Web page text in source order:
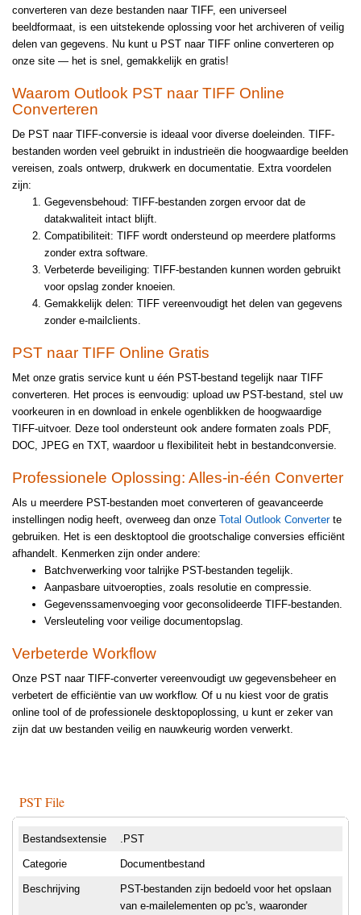
converteren van deze bestanden naar TIFF, een universeel
beeldformaat, is een uitstekende oplossing voor het archiveren of veilig
delen van gegevens. Nu kunt u PST naar TIFF online converteren op
onze site — het is snel, gemakkelijk en gratis!
Waarom Outlook PST naar TIFF Online
Converteren
De PST naar TIFF-conversie is ideaal voor diverse doeleinden. TIFF-
bestanden worden veel gebruikt in industrieën die hoogwaardige beelden
vereisen, zoals ontwerp, drukwerk en documentatie. Extra voordelen
zijn:
Gegevensbehoud: TIFF-bestanden zorgen ervoor dat de
datakwaliteit intact blijft.
Compatibiliteit: TIFF wordt ondersteund op meerdere platforms
zonder extra software.
Verbeterde beveiliging: TIFF-bestanden kunnen worden gebruikt
voor opslag zonder knoeien.
Gemakkelijk delen: TIFF vereenvoudigt het delen van gegevens
zonder e-mailclients.
PST naar TIFF Online Gratis
Met onze gratis service kunt u één PST-bestand tegelijk naar TIFF
converteren. Het proces is eenvoudig: upload uw PST-bestand, stel uw
voorkeuren in en download in enkele ogenblikken de hoogwaardige
TIFF-uitvoer. Deze tool ondersteunt ook andere formaten zoals PDF,
DOC, JPEG en TXT, waardoor u flexibiliteit hebt in bestandconversie.
Professionele Oplossing: Alles-in-één Converter
Als u meerdere PST-bestanden moet converteren of geavanceerde
instellingen nodig heeft, overweeg dan onze Total Outlook Converterte
gebruiken. Het is een desktoptool die grootschalige conversies efficiënt
afhandelt. Kenmerken zijn onder andere:
Batchverwerking voor talrijke PST-bestanden tegelijk.
Aanpasbare uitvoeropties, zoals resolutie en compressie.
Gegevenssamenvoeging voor geconsolideerde TIFF-bestanden.
Versleuteling voor veilige documentopslag.
Verbeterde Workflow
Onze PST naar TIFF-converter vereenvoudigt uw gegevensbeheer en
verbetert de efficiëntie van uw workflow. Of u nu kiest voor de gratis
online tool of de professionele desktopoplossing, u kunt er zeker van
zijn dat uw bestanden veilig en nauwkeurig worden verwerkt.
PST File
Bestandsextensie .PST
Categorie Documentbestand
Beschrijving
PST-bestanden zijn bedoeld voor het opslaan
van e-mailelementen op pc's, waaronder